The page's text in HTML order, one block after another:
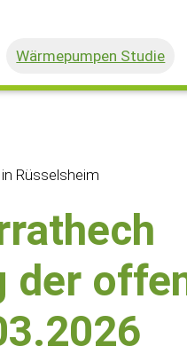
Wärmepumpen Studie
Rüsselsheim
der